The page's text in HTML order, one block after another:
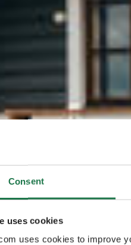
Consent
uses cookies
uses cookies to improve